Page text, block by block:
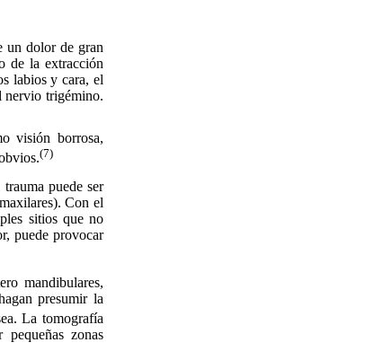
un dolor de gran
de la extracción
labios y cara, el
nervio trigémino.
visión borrosa,
(7)
puede ser
Con el
sitios que no
puede provocar
mandibulares,
presumir la
La tomografía
zonas